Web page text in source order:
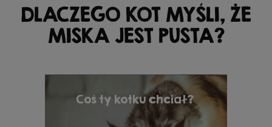
DLACZEGO KOT MYŚLI, ŻE
MISKA JEST PUSTA?